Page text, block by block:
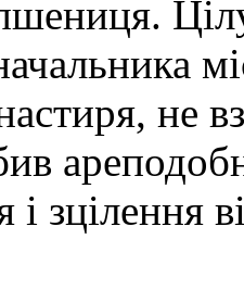
не
і зцілення